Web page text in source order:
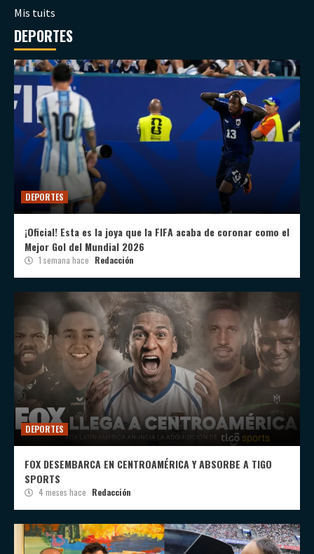
Mis tuits
DEPORTES
DEPORTES
¡Oficial! Esta es la joya que la FIFA acaba de coronar como el
Mejor Gol del Mundial 2026
1 semana hace Redacción
DEPORTES
FOX DESEMBARCA EN CENTROAMÉRICA Y ABSORBE A TIGO
SPORTS
4 meses hace Redacción